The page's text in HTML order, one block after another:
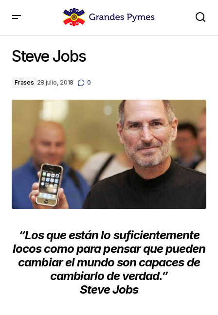
Steve Jobs
Frases 28 julio, 2018 0
“Los que están lo suficientemente
locos como para pensar que pueden
cambiar el mundo son capaces de
cambiarlo de verdad.”
Steve Jobs